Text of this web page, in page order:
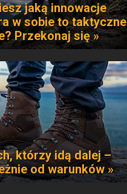
jaką innowacje
w sobie to taktyczne
Przekonaj się »
którzy idą dalej –
od warunków »